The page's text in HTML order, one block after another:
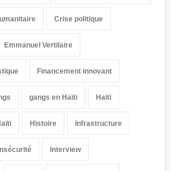
Crise politique
Emmanuel Vertilaire
Financement innovant
gangs en Haïti Haiti
Histoire Infrastructure
Insécurité Interview